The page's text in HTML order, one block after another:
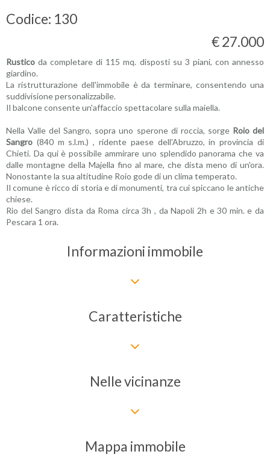
Codice: 130
€ 27.000
Rustico da completare di 115 mq. disposti su 3 piani, con annesso
giardino.
La ristrutturazione dell'immobile è da terminare, consentendo una
suddivisione personalizzabile.
Il balcone consente un'affaccio spettacolare sulla maiella.
Nella Valle del Sangro, sopra uno sperone di roccia, sorge Roio del
Sangro (840 m s.l.m.) , ridente paese dell'Abruzzo, in provincia di
Chieti. Da qui è possibile ammirare uno splendido panorama che va
dalle montagne della Majella fino al mare, che dista meno di un'ora.
Nonostante la sua altitudine Roio gode di un clima temperato.
Il comune è ricco di storia e di monumenti, tra cui spiccano le antiche
chiese.
Rio del Sangro dista da Roma circa 3h , da Napoli 2h e 30 min. e da
Pescara 1 ora.
Informazioni immobile
Caratteristiche
Nelle vicinanze
Mappa immobile